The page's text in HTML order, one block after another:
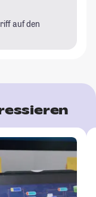
auf den